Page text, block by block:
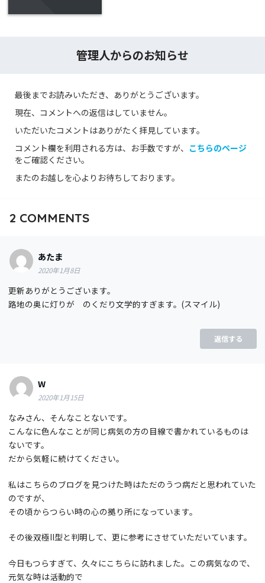
管理人からのお知らせ
最後までお読みいただき、ありがとうございます。
現在、コメントへの返信はしていません。
いただいたコメントはありがたく拝見しています。
コメント欄を利用される方は、お手数ですが、 こちらのページ
をご確認ください。
またのお越しを心よりお待ちしております。
2 COMMENTS
あたま
2020年1月8日
更新ありがとうございます。
路地の奥に灯りが のくだり文学的すぎます。(スマイル)
返信する
W
2020年1月15日
なみさん、そんなことないです。
こんなに色んなことが同じ病気の方の目線で書かれているものは
ないです。
だから気軽に続けてください。
私はこちらのブログを見つけた時はただのうつ病だと思われていた
のですが、
その頃からつらい時の心の拠り所になっています。
その後双極II型と判明して、更に参考にさせていただいています。
今日もつらすぎて、久々にこちらに訪れました。この病気なので、
元気な時は活動的で